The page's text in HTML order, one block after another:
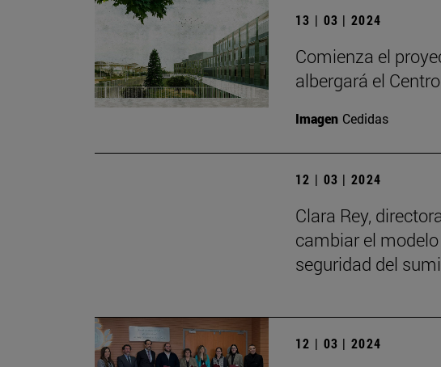
13 | 03 | 2024
Comienza el
albergará el
Imagen Cedidas
12 | 03 | 2024
Clara Rey,
cambiar el
seguridad del
12 | 03 | 2024